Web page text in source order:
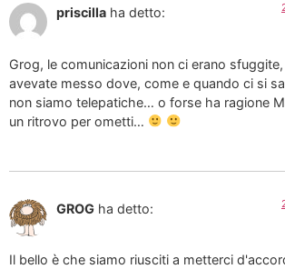
priscilla ha detto:
Grog, le comunicazioni non ci erano
avevate messo dove, come e quando ci si
non siamo telepatiche… o forse ha ragione
un ritrovo per ometti…
GROG ha detto:
Il bello è che siamo riusciti a metterci